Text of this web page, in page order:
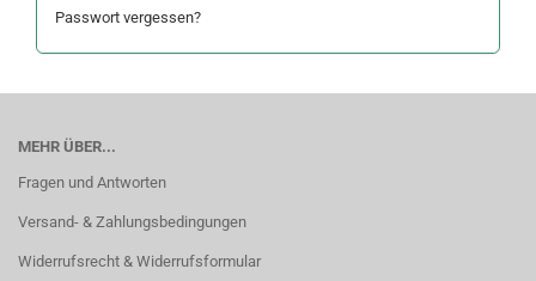
Passwort vergessen?
MEHR ÜBER...
Fragen und Antworten
Versand- & Zahlungsbedingungen
Widerrufsrecht & Widerrufsformular